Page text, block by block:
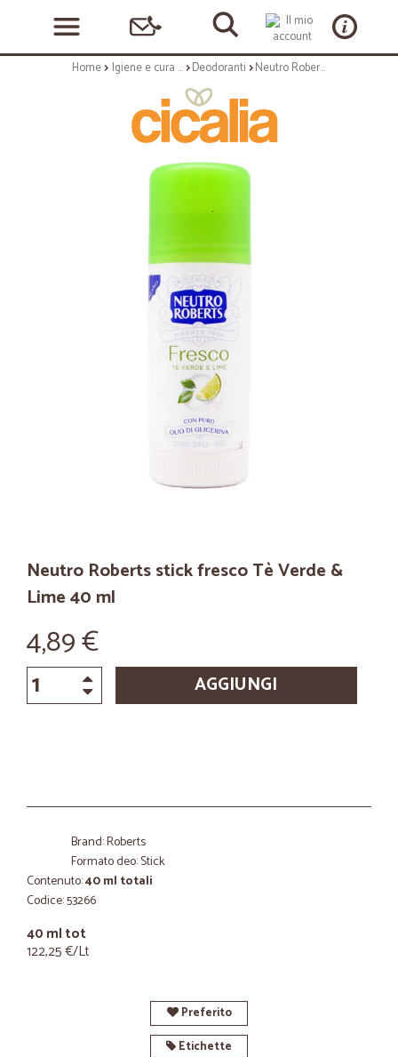
Home Igiene e cura personale Deodoranti Neutro Roberts stick fresco Tè Verde & Lime 40 ml
Neutro Roberts stick fresco Tè Verde &
Lime 40 ml
4,89 €
AGGIUNGI
Brand: Roberts
Formato deo: Stick
Contenuto:40 ml totali
Codice: 53266
40 ml tot
122,25 €/Lt
Preferito
Etichette